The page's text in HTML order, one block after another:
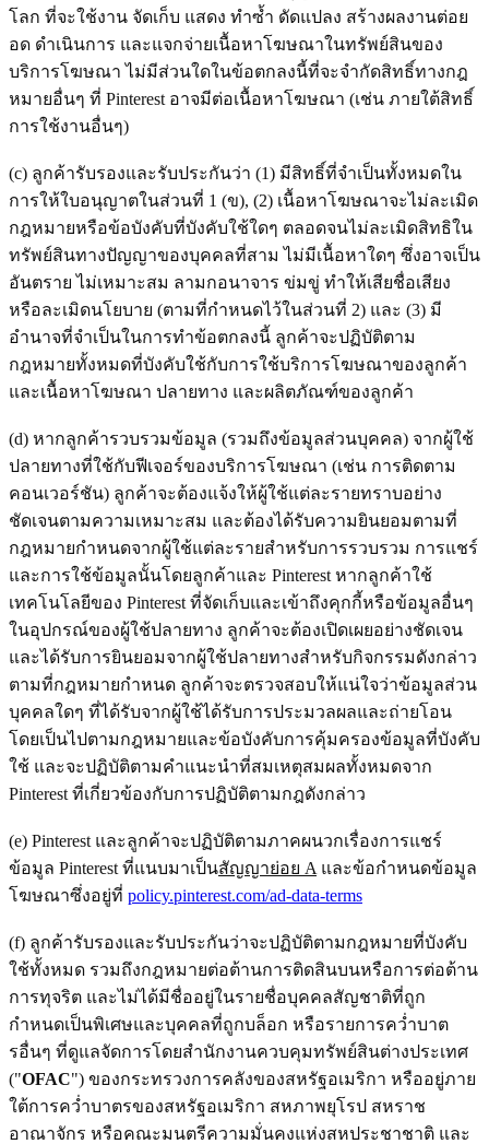
โลก ที่จะใช้งาน จัดเก็บ แสดง ทำซ้ำ ดัดแปลง สร้างผลงานต่อย
อด ดำเนินการ และแจกจ่ายเนื้อหาโฆษณาในทรัพย์สินของ
บริการโฆษณา ไม่มีส่วนใดในข้อตกลงนี้ที่จะจำกัดสิทธิ์ทางกฎ
หมายอื่นๆ ที่ Pinterest อาจมีต่อเนื้อหาโฆษณา (เช่น ภายใต้สิทธิ์
การใช้งานอื่นๆ)
(c) ลูกค้ารับรองและรับประกันว่า (1) มีสิทธิ์ที่จำเป็นทั้งหมดใน
การให้ใบอนุญาตในส่วนที่ 1 (ข), (2) เนื้อหาโฆษณาจะไม่ละเมิด
กฎหมายหรือข้อบังคับที่บังคับใช้ใดๆ ตลอดจนไม่ละเมิดสิทธิใน
ทรัพย์สินทางปัญญาของบุคคลที่สาม ไม่มีเนื้อหาใดๆ ซึ่งอาจเป็น
อันตราย ไม่เหมาะสม ลามกอนาจาร ข่มขู่ ทำให้เสียชื่อเสียง
หรือละเมิดนโยบาย (ตามที่กำหนดไว้ในส่วนที่ 2) และ (3) มี
อำนาจที่จำเป็นในการทำข้อตกลงนี้ ลูกค้าจะปฏิบัติตาม
กฎหมายทั้งหมดที่บังคับใช้กับการใช้บริการโฆษณาของลูกค้า
และเนื้อหาโฆษณา ปลายทาง และผลิตภัณฑ์ของลูกค้า
(d) หากลูกค้ารวบรวมข้อมูล (รวมถึงข้อมูลส่วนบุคคล) จากผู้ใช้
ปลายทางที่ใช้กับฟีเจอร์ของบริการโฆษณา (เช่น การติดตาม
คอนเวอร์ชัน) ลูกค้าจะต้องแจ้งให้ผู้ใช้แต่ละรายทราบอย่าง
ชัดเจนตามความเหมาะสม และต้องได้รับความยินยอมตามที่
กฎหมายกำหนดจากผู้ใช้แต่ละรายสำหรับการรวบรวม การแชร์
และการใช้ข้อมูลนั้นโดยลูกค้าและ Pinterest หากลูกค้าใช้
เทคโนโลยีของ Pinterest ที่จัดเก็บและเข้าถึงคุกกี้หรือข้อมูลอื่นๆ
ในอุปกรณ์ของผู้ใช้ปลายทาง ลูกค้าจะต้องเปิดเผยอย่างชัดเจน
และได้รับการยินยอมจากผู้ใช้ปลายทางสำหรับกิจกรรมดังกล่าว
ตามที่กฎหมายกำหนด ลูกค้าจะตรวจสอบให้แน่ใจว่าข้อมูลส่วน
บุคคลใดๆ ที่ได้รับจากผู้ใช้ได้รับการประมวลผลและถ่ายโอน
โดยเป็นไปตามกฎหมายและข้อบังคับการคุ้มครองข้อมูลที่บังคับ
ใช้ และจะปฏิบัติตามคำแนะนำที่สมเหตุสมผลทั้งหมดจาก
Pinterest ที่เกี่ยวข้องกับการปฏิบัติตามกฎดังกล่าว
(e) Pinterest และลูกค้าจะปฏิบัติตามภาคผนวกเรื่องการแชร์
ข้อมูล Pinterest ที่แนบมาเป็นสัญญาย่อย A และข้อกําหนดข้อมูล
โฆษณาซึ่งอยู่ที่ policy.pinterest.com/ad-data-terms
(f) ลูกค้ารับรองและรับประกันว่าจะปฏิบัติตามกฎหมายที่บังคับ
ใช้ทั้งหมด รวมถึงกฎหมายต่อต้านการติดสินบนหรือการต่อต้าน
การทุจริต และไม่ได้มีชื่ออยู่ในรายชื่อบุคคลสัญชาติที่ถูก
กำหนดเป็นพิเศษและบุคคลที่ถูกบล็อก หรือรายการคว่ำบาต
รอื่นๆ ที่ดูแลจัดการโดยสำนักงานควบคุมทรัพย์สินต่างประเทศ
("OFAC") ของกระทรวงการคลังของสหรัฐอเมริกา หรืออยู่ภาย
ใต้การคว่ำบาตรของสหรัฐอเมริกา สหภาพยุโรป สหราช
อาณาจักร หรือคณะมนตรีความมั่นคงแห่งสหประชาชาติ และ